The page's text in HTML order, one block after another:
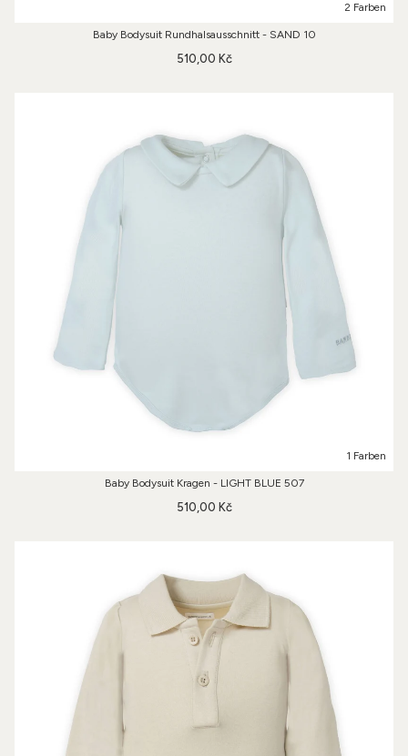
2 Farben
Baby Bodysuit Rundhalsausschnitt - SAND 10
510,00 Kč
1 Farben
Baby Bodysuit Kragen - LIGHT BLUE 507
510,00 Kč